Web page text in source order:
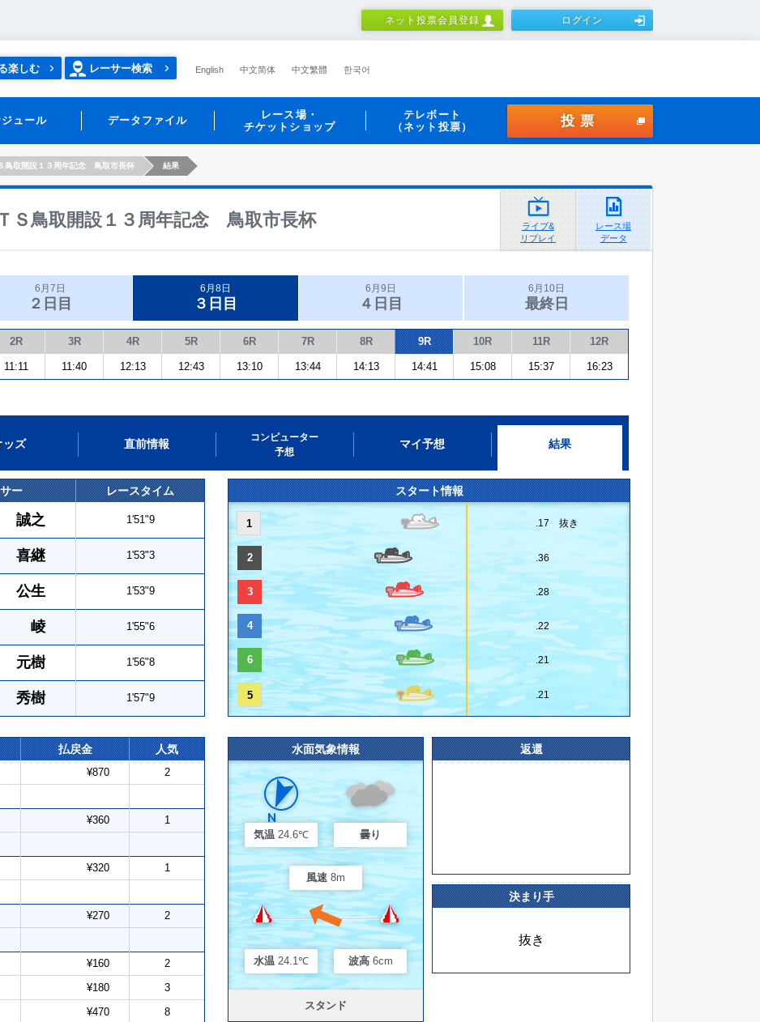
ネット投票会員登録 ログイン
楽しむ レーサー検索 English 中文简体 中文繁體 한국어
ュール データファイル
レース場・
チケットショップ
テレボート
（ネット投票）
投票
鳥取開設１３周年記念 鳥取市長杯 結果
Ｓ鳥取開設１３周年記念 鳥取市長杯
ライブ&
リプレイ
レース場
データ
6月7日
２日目
6月8日
３日目
6月9日
４日目
6月10日
最終日
2R 3R 4R 5R 6R 7R 8R 9R 10R 11R 12R
11:11 11:40 12:13 12:43 13:10 13:44 14:13 14:41 15:08 15:37 16:23
ッズ 直前情報
コンピューター
予想
マイ予想 結果
ー レースタイム
誠之 1'51"9
喜継 1'53"3
公生 1'53"9
崚 1'55"6
元樹 1'56"8
秀樹 1'57"9
スタート情報
1 .17 抜き
2 .36
3 .28
4 .22
6 .21
5 .21
払戻金 人気
¥870 2
¥360 1
¥320 1
¥270 2
¥160 2
¥180 3
¥470 8
水面気象情報
気温 24.6℃ 曇り
風速 8m
水温 24.1℃ 波高 6cm
スタンド
返還
決まり手
抜き